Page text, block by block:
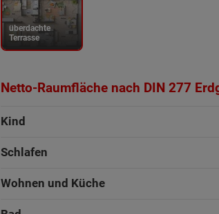
überdachte
Terrasse
Netto-Raumfläche nach DIN 277
Kind
Schlafen
Wohnen und Küche